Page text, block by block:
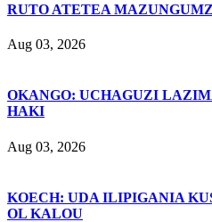
RUTO ATETEA
Aug 03, 2026
OKANGO: UCHAGUZI
HAKI
Aug 03, 2026
KOECH: UDA ILIPIGANIA
OL KALOU